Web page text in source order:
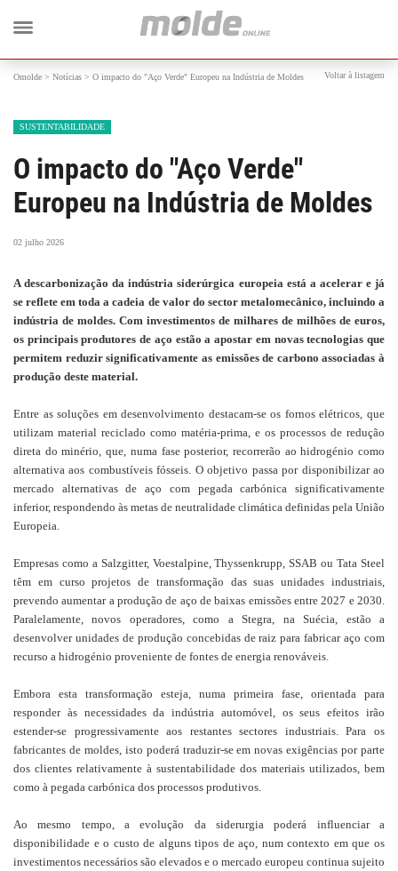
Omolde > Notícias > O impacto do "Aço Verde" Europeu na Indústria de Moldes Voltar à listagem
SUSTENTABILIDADE
O impacto do "Aço Verde"
Europeu na Indústria de Moldes
02 julho 2026
A descarbonização da indústria siderúrgica europeia está a acelerar e já
se reflete em toda a cadeia de valor do sector metalomecânico, incluindo a
indústria de moldes. Com investimentos de milhares de milhões de euros,
os principais produtores de aço estão a apostar em novas tecnologias que
permitem reduzir significativamente as emissões de carbono associadas à
produção deste material.
Entre as soluções em desenvolvimento destacam-se os fornos elétricos, que
utilizam material reciclado como matéria-prima, e os processos de redução
direta do minério, que, numa fase posterior, recorrerão ao hidrogénio como
alternativa aos combustíveis fósseis. O objetivo passa por disponibilizar ao
mercado alternativas de aço com pegada carbónica significativamente
inferior, respondendo às metas de neutralidade climática definidas pela União
Europeia.
Empresas como a Salzgitter, Voestalpine, Thyssenkrupp, SSAB ou Tata Steel
têm em curso projetos de transformação das suas unidades industriais,
prevendo aumentar a produção de aço de baixas emissões entre 2027 e 2030.
Paralelamente, novos operadores, como a Stegra, na Suécia, estão a
desenvolver unidades de produção concebidas de raiz para fabricar aço com
recurso a hidrogénio proveniente de fontes de energia renováveis.
Embora esta transformação esteja, numa primeira fase, orientada para
responder às necessidades da indústria automóvel, os seus efeitos irão
estender-se progressivamente aos restantes sectores industriais. Para os
fabricantes de moldes, isto poderá traduzir-se em novas exigências por parte
dos clientes relativamente à sustentabilidade dos materiais utilizados, bem
como à pegada carbónica dos processos produtivos.
Ao mesmo tempo, a evolução da siderurgia poderá influenciar a
disponibilidade e o custo de alguns tipos de aço, num contexto em que os
investimentos necessários são elevados e o mercado europeu continua sujeito